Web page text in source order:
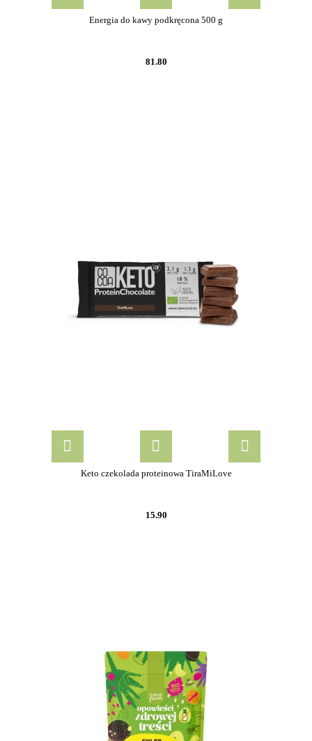
Energia do kawy podkręcona 500 g
81.80
Keto czekolada proteinowa TiraMiLove
15.90